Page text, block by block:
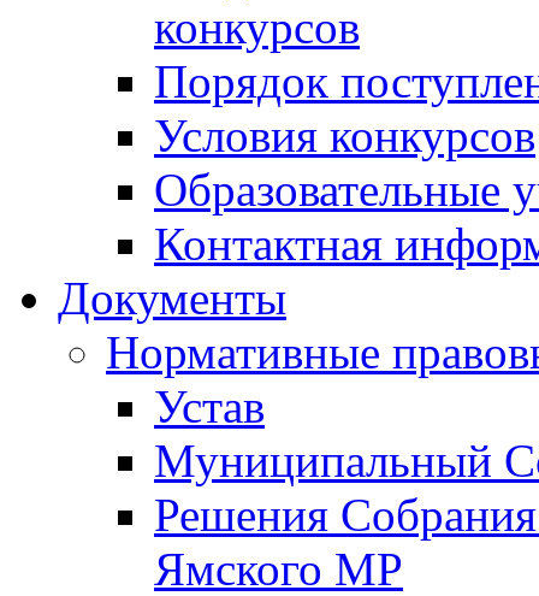
конкурсов
Порядок
Условия конкурсов
Образовательные
Контактная
Документы
Нормативные
Устав
Муниципальный
Решения
Ямского МР